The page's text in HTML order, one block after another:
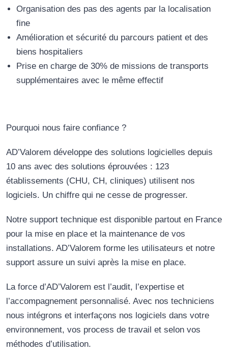
Organisation des pas des agents par la localisation
fine
Amélioration et sécurité du parcours patient et des
biens hospitaliers
Prise en charge de 30% de missions de transports
supplémentaires avec le même effectif
Pourquoi nous faire confiance ?
AD’Valorem développe des solutions logicielles depuis
10 ans avec des solutions éprouvées : 123
établissements (CHU, CH, cliniques) utilisent nos
logiciels. Un chiffre qui ne cesse de progresser.
Notre support technique est disponible partout en France
pour la mise en place et la maintenance de vos
installations. AD’Valorem forme les utilisateurs et notre
support assure un suivi après la mise en place.
La force d’AD’Valorem est l’audit, l’expertise et
l’accompagnement personnalisé. Avec nos techniciens
nous intégrons et interfaçons nos logiciels dans votre
environnement, vos process de travail et selon vos
méthodes d’utilisation.